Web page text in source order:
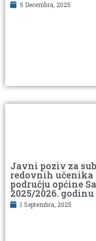
5 Decembra, 2025
Javni poziv za
redovnih učenika
području općine
2025/2026. godinu
1 Septembra, 2025